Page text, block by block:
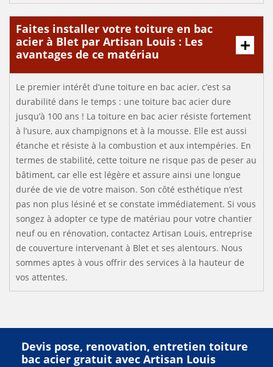
Faites installer votre toiture en bac
acier à Blet par Artisan Louis : Les
avantages de ce matériau
Le premier intérêt d’une toiture en bac acier, c’est sa
durabilité dans le temps : une toiture bac acier dure
jusqu’à 100 ans ! La toiture en bac acier résiste fortement
à l’usure, aux champignons et à la mousse. Elle est aussi
étanche et résiste à la combustion et aux intempéries. En
termes de stabilité, cette toiture ne risque pas de peser au
bâtiment, car elle est légère et assure ainsi une longue
durée de vie de votre maison. Son côté esthétique n’est
pas non plus lésiné et se constate immédiatement. Si vous
songez à adopter ce type de matériau pour votre chantier
neuf ou en rénovation, contactez Artisan Louis, entreprise
de couverture intervenant à Blet et ses alentours. Nous
sommes aptes à vous offrir des services à la hauteur de
vos attentes.
Devis pose, renovation, entretien toiture
bac acier gratuit avec Artisan Louis